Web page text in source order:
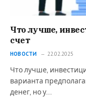
Что лучше,
счет
НОВОСТИ 22.02.2025
Что лучше,
варианта
денег, но у…